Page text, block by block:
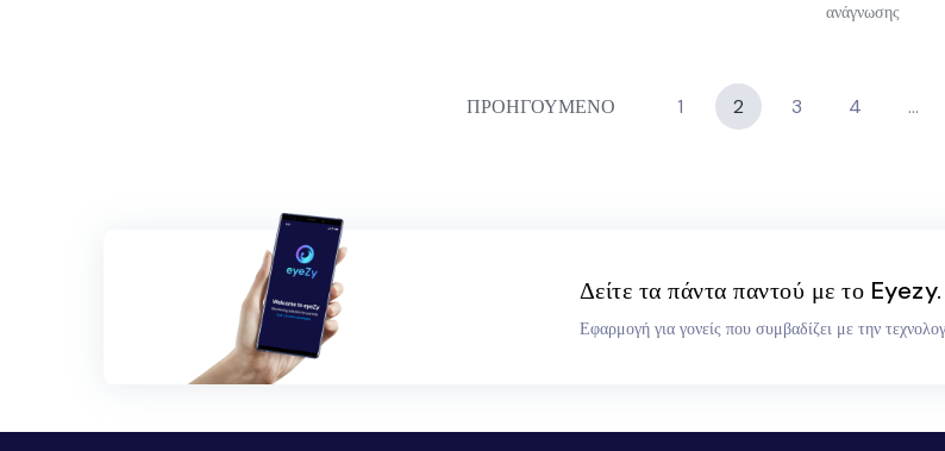
ανάγνωσης
ΠΡΟΗΓΟΥΜΕΝΟ 1 2 3 4 …
Δείτε τα πάντα παντού με το Eyezy.
Εφαρμογή για γονείς που συμβαδίζει με την